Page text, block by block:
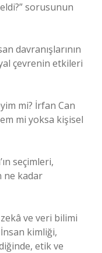
sorusunun
davranışlarının
çevrenin etkileri
mi? İrfan Can
mi yoksa kişisel
seçimleri,
ne kadar
ve veri bilimi
kimliği,
etik ve